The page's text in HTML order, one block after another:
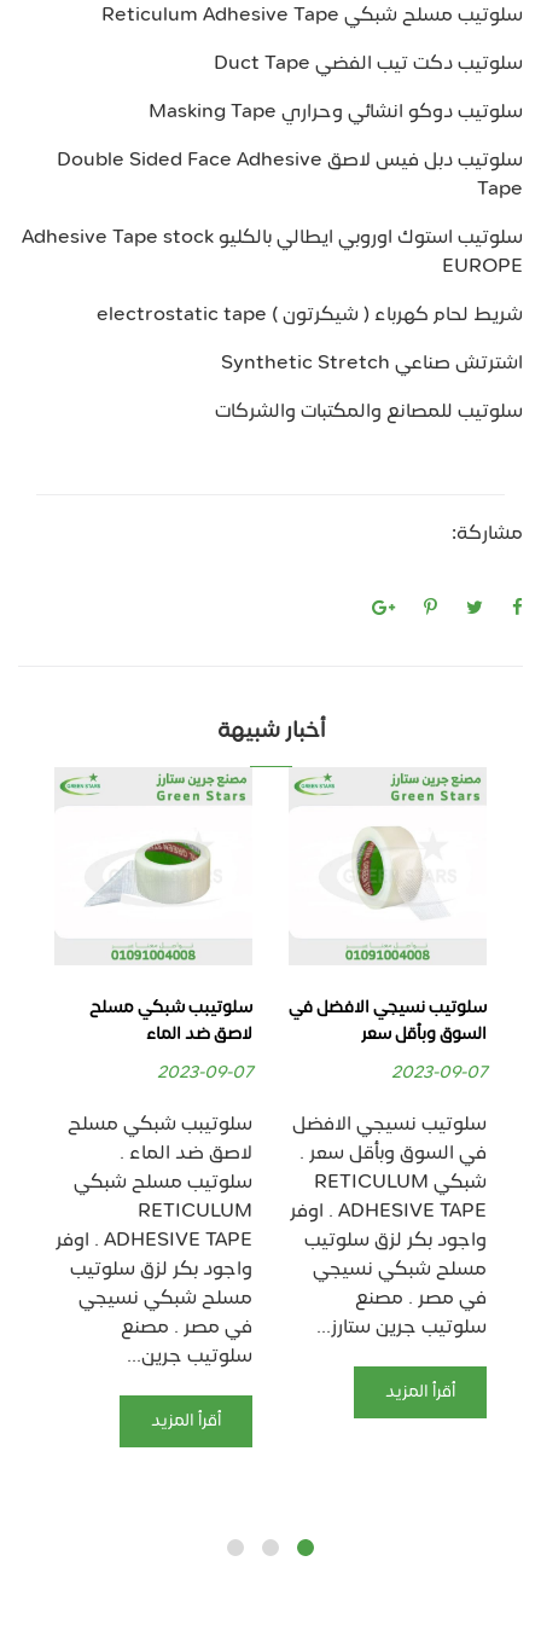
سلوتيب مسلح شبكي Reticulum Adhesive Tape
سلوتيب دكت تيب الفضي Duct Tape
سلوتيب دوكو انشائي وحراري Masking Tape
سلوتيب دبل فيس لاصق Double Sided Face Adhesive
Tape
سلوتيب استوك اوروبي ايطالي بالكليو Adhesive Tape stock
EUROPE
شريط لحام كهرباء ( شيكرتون ) electrostatic tape
اشترتش صناعي Synthetic Stretch
سلوتيب للمصانع والمكتبات والشركات
مشاركة:
أخبار شبيهة
سلوتيب نسيجي الافضل في
السوق وبأقل سعر
2023-09-07
سلوتيب نسيجي الافضل
في السوق وبأقل سعر .
شبكي RETICULUM
ADHESIVE TAPE . اوفر
واجود بكر لزق سلوتيب
مسلح شبكي نسيجي
في مصر . مصنع
سلوتيب جرين ستارز...
أقرأ المزيد
سلوتيبب شبكي مسلح
لاصق ضد الماء
2023-09-07
سلوتيبب شبكي مسلح
لاصق ضد الماء .
سلوتيب مسلح شبكي
RETICULUM
ADHESIVE TAPE . اوفر
واجود بكر لزق سلوتيب
مسلح شبكي نسيجي
في مصر . مصنع
سلوتيب جرين...
أقرأ المزيد